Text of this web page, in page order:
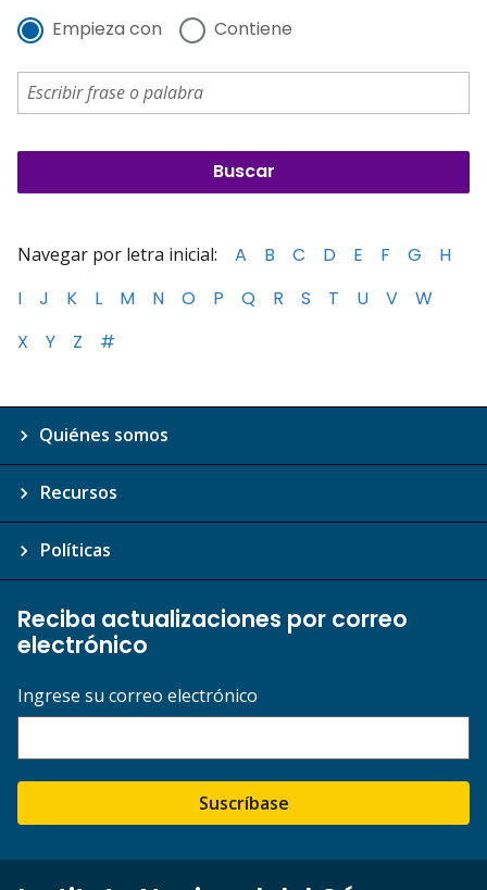
Empieza con Contiene
Navegar por letra inicial: A B C D E F G
H
I
J K L M N O P Q R S T U V
W
X
Y Z #
Quiénes somos
Recursos
Políticas
Reciba actualizaciones por correo
electrónico
Ingrese su correo electrónico
Suscríbase